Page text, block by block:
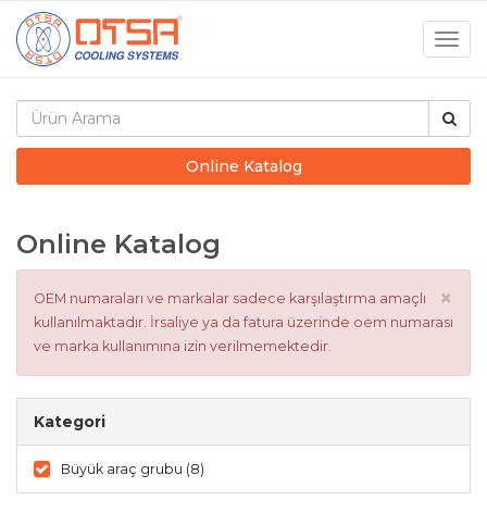
Online Katalog
Online Katalog
×
OEM numaraları ve markalar sadece karşılaştırma amaçlı
kullanılmaktadır. İrsaliye ya da fatura üzerinde oem numarası
ve marka kullanımına izin verilmemektedir.
Kategori
Büyük araç grubu (8)